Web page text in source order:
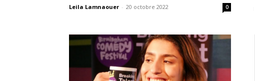
Leila Lamnaouer - 20 octobre 2022 0